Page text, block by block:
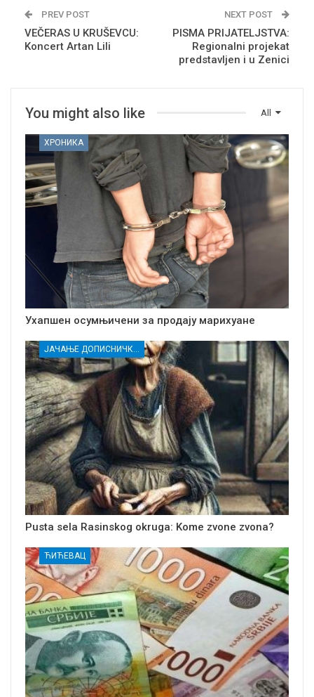
PREV POST
VEČERAS U KRUŠEVCU:
Koncert Artan Lili
NEXT POST
PISMA PRIJATELJSTVA:
Regionalni projekat
predstavljen i u Zenici
All
You might also like
ХРОНИКА
Ухапшен осумњичени за продају марихуане
ЈАЧАЊЕ ДОПИСНИЧКЕ МРЕЖЕ НЕЗАВИСНИХ МЕДИЈА У РАСИНСКОМ ОКРУГУ
Pusta sela Rasinskog okruga: Kome zvone zvona?
ЋИЋЕВАЦ